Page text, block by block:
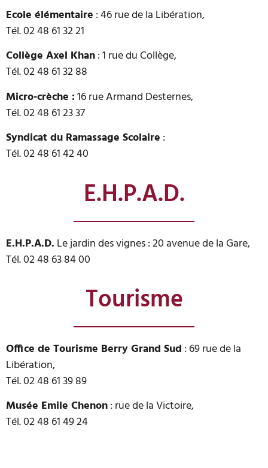
Ecole élémentaire : 46 rue de la Libération,
Tél. 02 48 61 32 21
Collège Axel Khan: 1 rue du Collège,
Tél. 02 48 61 32 88
Micro-crèche :16 rue Armand Desternes,
Tél. 02 48 61 23 37
Syndicat du Ramassage Scolaire :
Tél. 02 48 61 42 40
E.H.P.A.D.
E.H.P.A.D. Le jardin des vignes : 20 avenue de la Gare,
Tél. 02 48 63 84 00
Tourisme
Office de Tourisme Berry Grand Sud : 69 rue de la
Libération,
Tél. 02 48 61 39 89
Musée Emile Chenon: rue de la Victoire,
Tél. 02 48 61 49 24